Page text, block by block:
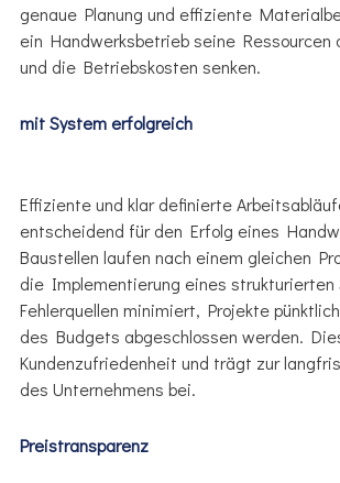
genaue Planung und effiziente
ein Handwerksbetrieb seine Ressourcen
und die Betriebskosten senken.
mit System erfolgreich
Effiziente und klar definierte
entscheidend für den Erfolg eines
Baustellen laufen nach einem gleichen
die Implementierung eines strukturierten
Fehlerquellen minimiert, Projekte
des Budgets abgeschlossen werden.
Kundenzufriedenheit und trägt zur
des Unternehmens bei.
Preistransparenz